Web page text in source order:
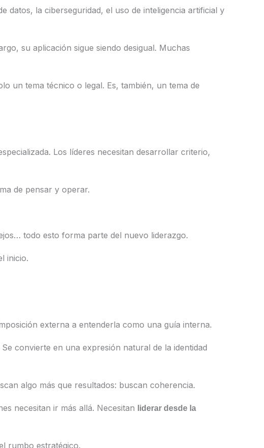
datos, la ciberseguridad, el uso de inteligencia artificial y
su aplicación sigue siendo desigual. Muchas
un tema técnico o legal. Es, también, un tema de
Los líderes necesitan desarrollar criterio,
de pensar y operar.
todo esto forma parte del nuevo liderazgo.
inicio.
externa a entenderla como una guía interna.
convierte en una expresión natural de la identidad
algo más que resultados: buscan coherencia.
necesitan ir más allá. Necesitan
liderar desde la
rumbo estratégico.